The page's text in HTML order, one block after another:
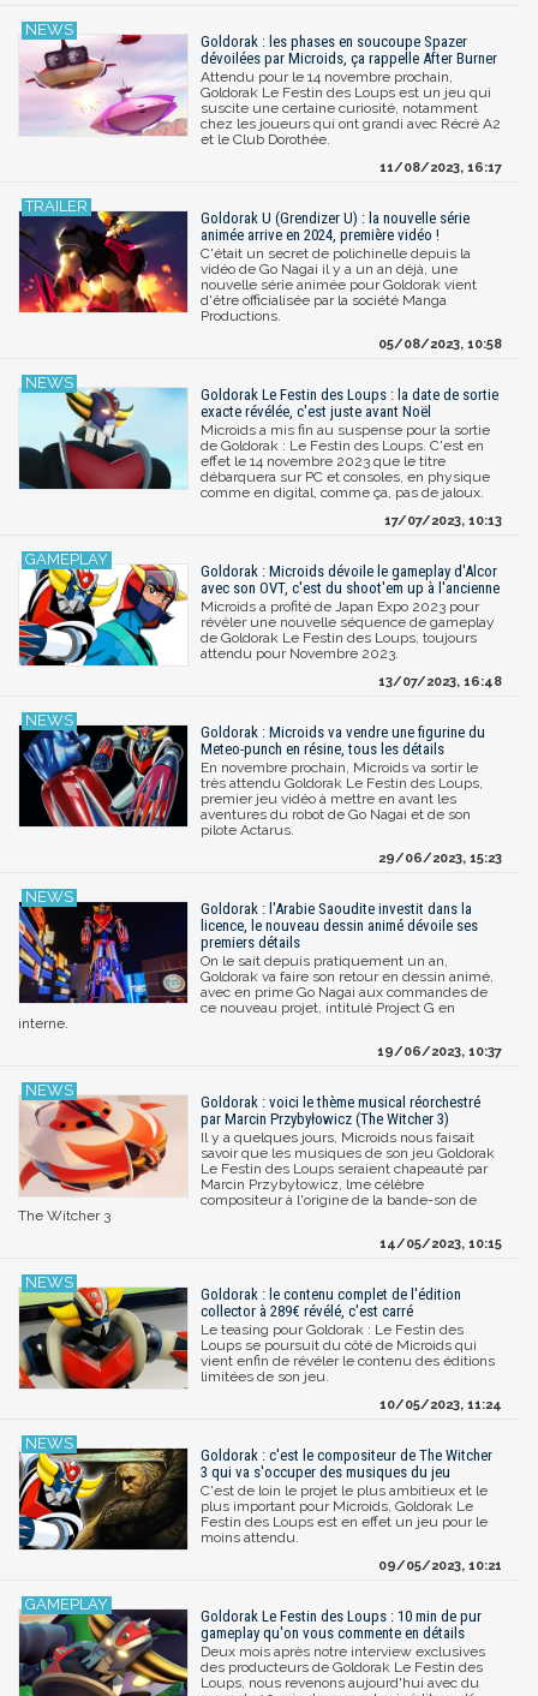
Goldorak : les phases en soucoupe Spazer
dévoilées par Microids, ça rappelle After Burner
Attendu pour le 14 novembre prochain,
Goldorak Le Festin des Loups est un jeu qui
suscite une certaine curiosité, notamment
chez les joueurs qui ont grandi avec Récré A2
et le Club Dorothée.
11/08/2023, 16:17
Goldorak U (Grendizer U) : la nouvelle série
animée arrive en 2024, première vidéo !
C'était un secret de polichinelle depuis la
vidéo de Go Nagai il y a un an déjà, une
nouvelle série animée pour Goldorak vient
d'être officialisée par la société Manga
Productions.
05/08/2023, 10:58
Goldorak Le Festin des Loups : la date de sortie
exacte révélée, c'est juste avant Noël
Microids a mis fin au suspense pour la sortie
de Goldorak : Le Festin des Loups. C'est en
effet le 14 novembre 2023 que le titre
débarquera sur PC et consoles, en physique
comme en digital, comme ça, pas de jaloux.
17/07/2023, 10:13
Goldorak : Microids dévoile le gameplay d'Alcor
avec son OVT, c'est du shoot'em up à l'ancienne
Microids a profité de Japan Expo 2023 pour
révéler une nouvelle séquence de gameplay
de Goldorak Le Festin des Loups, toujours
attendu pour Novembre 2023.
13/07/2023, 16:48
Goldorak : Microids va vendre une figurine du
Meteo-punch en résine, tous les détails
En novembre prochain, Microids va sortir le
très attendu Goldorak Le Festin des Loups,
premier jeu vidéo à mettre en avant les
aventures du robot de Go Nagai et de son
pilote Actarus.
29/06/2023, 15:23
Goldorak : l'Arabie Saoudite investit dans la
licence, le nouveau dessin animé dévoile ses
premiers détails
On le sait depuis pratiquement un an,
Goldorak va faire son retour en dessin animé,
avec en prime Go Nagai aux commandes de
ce nouveau projet, intitulé Project G en
interne.
19/06/2023, 10:37
Goldorak : voici le thème musical réorchestré
par Marcin Przybyłowicz (The Witcher 3)
Il y a quelques jours, Microids nous faisait
savoir que les musiques de son jeu Goldorak
Le Festin des Loups seraient chapeauté par
Marcin Przybyłowicz, lme célèbre
compositeur à l'origine de la bande-son de
The Witcher 3
14/05/2023, 10:15
Goldorak : le contenu complet de l'édition
collector à 289€ révélé, c'est carré
Le teasing pour Goldorak : Le Festin des
Loups se poursuit du côté de Microids qui
vient enfin de révéler le contenu des éditions
limitées de son jeu.
10/05/2023, 11:24
Goldorak : c'est le compositeur de The Witcher
3 qui va s'occuper des musiques du jeu
C'est de loin le projet le plus ambitieux et le
plus important pour Microids, Goldorak Le
Festin des Loups est en effet un jeu pour le
moins attendu.
09/05/2023, 10:21
Goldorak Le Festin des Loups : 10 min de pur
gameplay qu'on vous commente en détails
Deux mois après notre interview exclusives
des producteurs de Goldorak Le Festin des
Loups, nous revenons aujourd'hui avec du